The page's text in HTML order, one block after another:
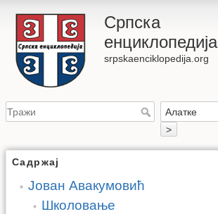
Српска
енциклопедија
srpskaenciklopedija.org
>
Садржај
Јован Авакумовић
Школовање